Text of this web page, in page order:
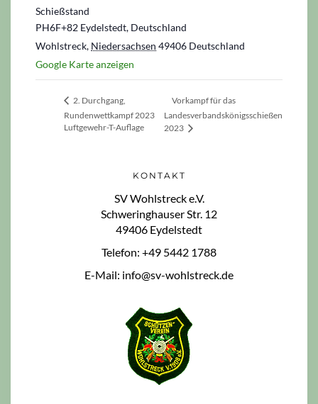
Schießstand
PH6F+82 Eydelstedt, Deutschland
Wohlstreck, Niedersachsen 49406 Deutschland
Google Karte anzeigen
2. Durchgang,
Rundenwettkampf 2023
Luftgewehr-T-Auflage
Vorkampf für das
Landesverbandskönigsschießen
2023
KONTAKT
SV Wohlstreck e.V.
Schweringhauser Str. 12
49406 Eydelstedt
Telefon: +49 5442 1788
E-Mail: info@sv-wohlstreck.de